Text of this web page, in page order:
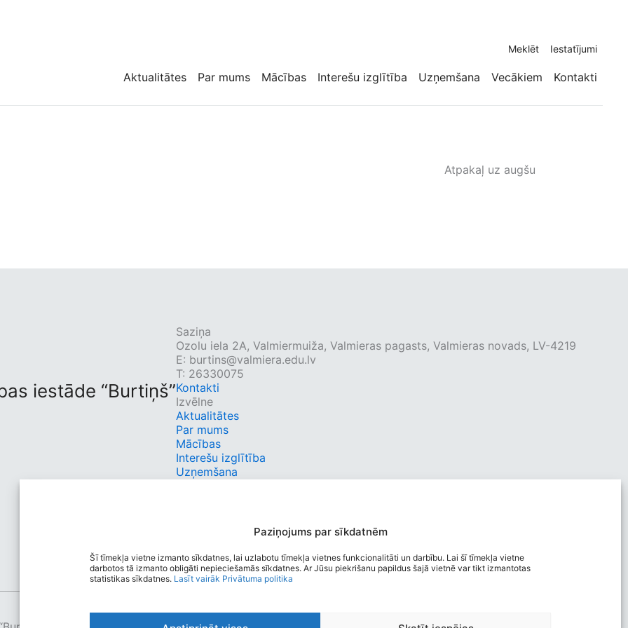
Paziņojums par sīkdatnēm
Šī tīmekļa vietne izmanto sīkdatnes, lai uzlabotu tīmekļa vietnes funkcionalitāti un darbību. Lai šī tīmekļa vietne
darbotos tā izmanto obligāti nepieciešamās sīkdatnes. Ar Jūsu piekrišanu papildus šajā vietnē var tikt izmantotas
statistikas sīkdatnes. Lasīt vairāk Privātuma politika
Meklēt Iestatījumi
Aktualitātes Par mums Mācības Interešu izglītība Uzņemšana Vecākiem Kontakti
Atpakaļ uz augšu
iestāde “Burtiņš”
Saziņa
Ozolu iela 2A, Valmiermuiža, Valmieras pagasts, Valmieras novads, LV-4219
E: burtins@valmiera.edu.lv
T: 26330075
Kontakti
Izvēlne
Aktualitātes
Par mums
Mācības
Interešu izglītība
Uzņemšana
Autobusu saraksts
Sociālie tīkli